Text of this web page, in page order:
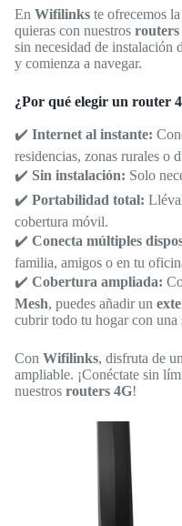
En Wifilinks te ofrecemos
quieras con nuestros routers
sin necesidad de instalación
y comienza a navegar.
¿Por qué elegir un router
✔️ Internet al instante:
residencias, zonas rurales o
✔️ Sin instalación: Solo
✔️ Portabilidad total:
cobertura móvil.
✔️ Conecta múltiples
familia, amigos o en tu
✔️ Cobertura ampliada:
Mesh, puedes añadir un
cubrir todo tu hogar con una
Con Wifilinks, disfruta de
ampliable. ¡Conéctate sin
nuestros routers 4G!